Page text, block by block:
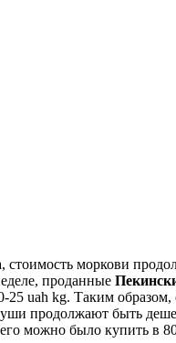
моркови
проданные
25 uah kg. Таким
продолжают быть
можно было купить в